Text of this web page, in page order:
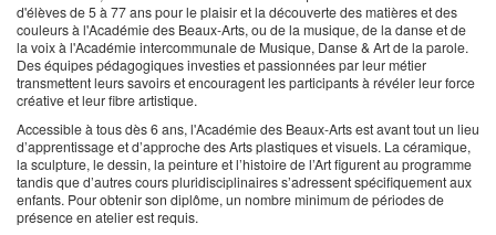
d'élèves de 5 à 77 ans pour le plaisir et la découverte des matières et des
couleurs à l'Académie des Beaux-Arts, ou de la musique, de la danse et de
la voix à l'Académie intercommunale de Musique, Danse & Art de la parole.
Des équipes pédagogiques investies et passionnées par leur métier
transmettent leurs savoirs et encouragent les participants à révéler leur force
créative et leur fibre artistique.
Accessible à tous dès 6 ans, l'Académie des Beaux-Arts est avant tout un lieu
d’apprentissage et d’approche des Arts plastiques et visuels. La céramique,
la sculpture, le dessin, la peinture et l’histoire de l’Art figurent au programme
tandis que d’autres cours pluridisciplinaires s’adressent spécifiquement aux
enfants. Pour obtenir son diplôme, un nombre minimum de périodes de
présence en atelier est requis.